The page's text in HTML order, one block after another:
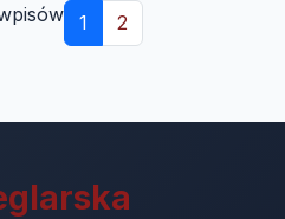
1 2